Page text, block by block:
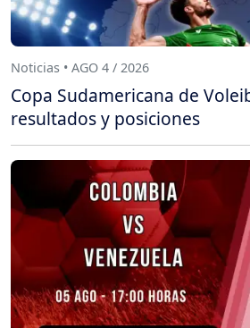
Noticias • AGO 4 / 2026
Copa Sudamericana de
resultados y posiciones